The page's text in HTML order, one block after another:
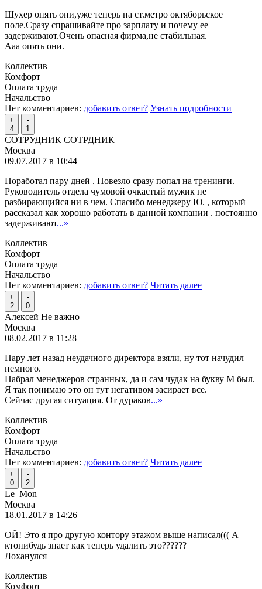
Шухер опять они,уже теперь на ст.метро октяборьское
поле.Сразу спрашивайте про зарплату и почему ее
задерживают.Очень опасная фирма,не стабильная.
Ааа опять они.
Коллектив
Комфорт
Оплата труда
Начальство
Нет комментариев: добавить ответ? Узнать подробности
+
4
-
1
СОТРУДНИК СОТРДНИК
Москва
09.07.2017 в 10:44
Поработал пару дней . Повезло сразу попал на тренинги.
Руководитель отдела чумовой очкастый мужик не
разбирающийся ни в чем. Спасибо менеджеру Ю. , который
рассказал как хорошо работать в данной компании . постоянно
задерживают...»
Коллектив
Комфорт
Оплата труда
Начальство
Нет комментариев: добавить ответ? Читать далее
+
2
-
0
Алексей Не важно
Москва
08.02.2017 в 11:28
Пару лет назад неудачного директора взяли, ну тот начудил
немного.
Набрал менеджеров странных, да и сам чудак на букву М был.
Я так понимаю это он тут негативом засирает все.
Сейчас другая ситуация. От дураков...»
Коллектив
Комфорт
Оплата труда
Начальство
Нет комментариев: добавить ответ? Читать далее
+
0
-
2
Le_Mon
Москва
18.01.2017 в 14:26
ОЙ! Это я про другую контору этажом выше написал((( А
ктонибудь знает как теперь удалить это??????
Лоханулся
Коллектив
Комфорт